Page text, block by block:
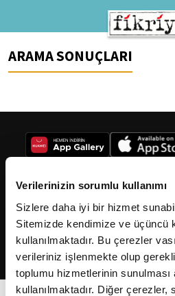
Verilerinizin sorumlu kullanımı
Sizlere daha iyi bir hizmet
Sitemizde kendimize ve üçüncü
kullanılmaktadır. Bu çerezler
verileriniz işlenmekte olup
toplumu hizmetlerinin sunulması
kullanılmaktadır. Diğer
ARAMA SONUÇLARI
2026Fikriyat. Tüm hakları saklıdır.